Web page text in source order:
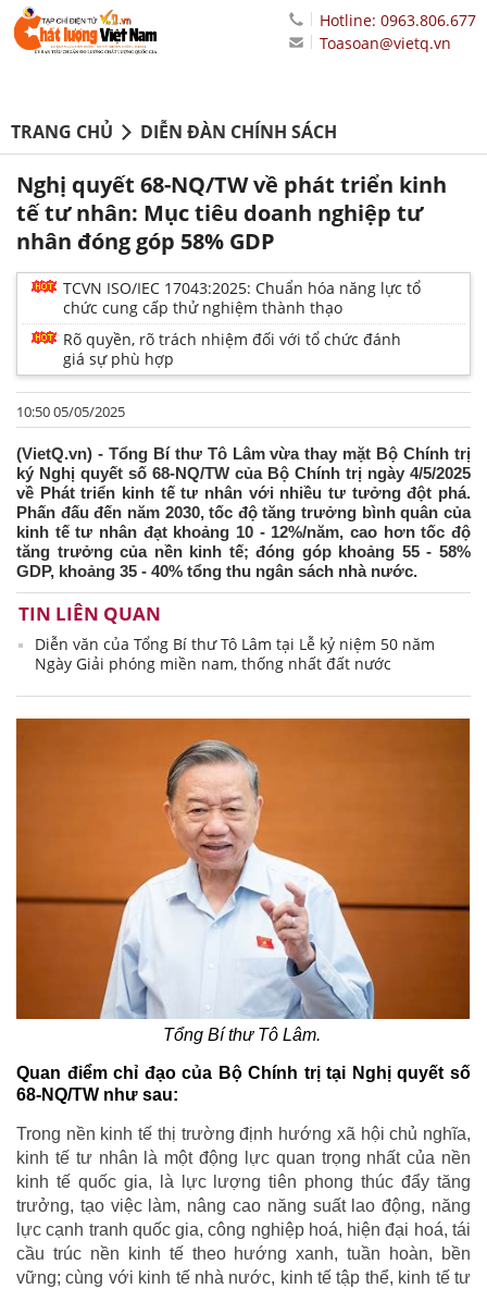
Hotline: 0963.806.677
Toasoan@vietq.vn
TRANG CHỦ DIỄN ĐÀN CHÍNH SÁCH
Nghị quyết 68-NQ/TW về phát triển kinh
tế tư nhân: Mục tiêu doanh nghiệp tư
nhân đóng góp 58% GDP
TCVN ISO/IEC 17043:2025: Chuẩn hóa năng lực tổ
chức cung cấp thử nghiệm thành thạo
Rõ quyền, rõ trách nhiệm đối với tổ chức đánh
giá sự phù hợp
10:50 05/05/2025
(VietQ.vn) - Tổng Bí thư Tô Lâm vừa thay mặt Bộ Chính trị
ký Nghị quyết số 68-NQ/TW của Bộ Chính trị ngày 4/5/2025
về Phát triển kinh tế tư nhân với nhiều tư tưởng đột phá.
Phấn đấu đến năm 2030, tốc độ tăng trưởng bình quân của
kinh tế tư nhân đạt khoảng 10 - 12%/năm, cao hơn tốc độ
tăng trưởng của nền kinh tế; đóng góp khoảng 55 - 58%
GDP, khoảng 35 - 40% tổng thu ngân sách nhà nước.
TIN LIÊN QUAN
Diễn văn của Tổng Bí thư Tô Lâm tại Lễ kỷ niệm 50 năm
Ngày Giải phóng miền nam, thống nhất đất nước
Tổng Bí thư Tô Lâm.
Quan điểm chỉ đạo của Bộ Chính trị tại Nghị quyết số
68-NQ/TW như sau:
Trong nền kinh tế thị trường định hướng xã hội chủ nghĩa,
kinh tế tư nhân là một động lực quan trọng nhất của nền
kinh tế quốc gia, là lực lượng tiên phong thúc đẩy tăng
trưởng, tạo việc làm, nâng cao năng suất lao động, năng
lực cạnh tranh quốc gia, công nghiệp hoá, hiện đại hoá, tái
cầu trúc nền kinh tế theo hướng xanh, tuần hoàn, bền
vững; cùng với kinh tế nhà nước, kinh tế tập thể, kinh tế tư